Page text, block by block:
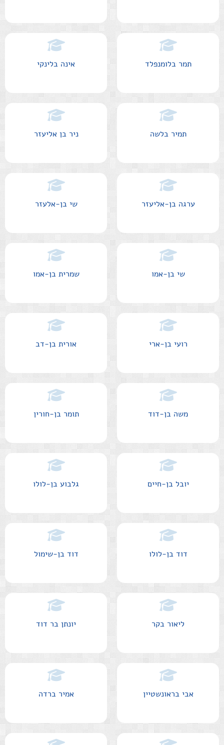
תמר בלומנפלד אינה בלינקי
תמיר בלשה ניר בן אליעזר
ערגה בן-אליעזר שי בן-אלעזר
שי בן-אמו שמרית בן-אמו
רועי בן-ארי אורית בן-דב
משה בן-דוד תומר בן-חורין
יובל בן-חיים גלבוע בן-לולו
דוד בן-לולו דוד בן-שימול
ליאור בקר יונתן בר דוד
אבי בראונשטיין אמיר ברדה